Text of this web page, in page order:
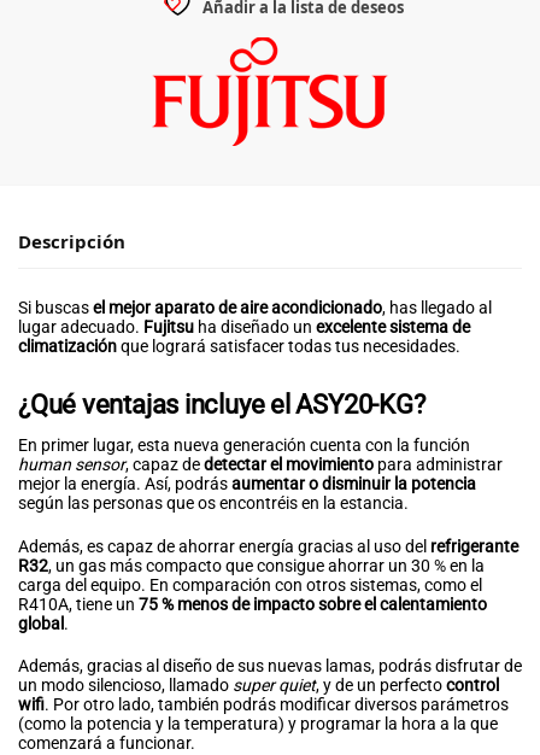
Añadir a la lista de deseos
Descripción
Si buscasel mejor aparato de aire acondicionado, has llegado al
lugar adecuado. Fujitsu ha diseñado un excelente sistema de
climatizaciónque logrará satisfacer todas tus necesidades.
¿Qué ventajas incluye el ASY20-KG?
En primer lugar, esta nueva generación cuenta con la función
human sensor, capaz dedetectar el movimiento para administrar
mejor la energía. Así, podrásaumentar o disminuir la potencia
según las personas que os encontréis en la estancia.
Además, es capaz de ahorrar energía gracias al uso del refrigerante
R32, un gas más compacto que consigue ahorrar un 30 % en la
carga del equipo. En comparación con otros sistemas, como el
R410A, tiene un 75 % menos de impacto sobre el calentamiento
global .
Además, gracias al diseño de sus nuevas lamas, podrás disfrutar de
un modo silencioso, llamado super quiet, y de un perfectocontrol
wifi. Por otro lado, también podrás modificar diversos parámetros
(como la potencia y la temperatura) y programar la hora a la que
comenzará a funcionar.